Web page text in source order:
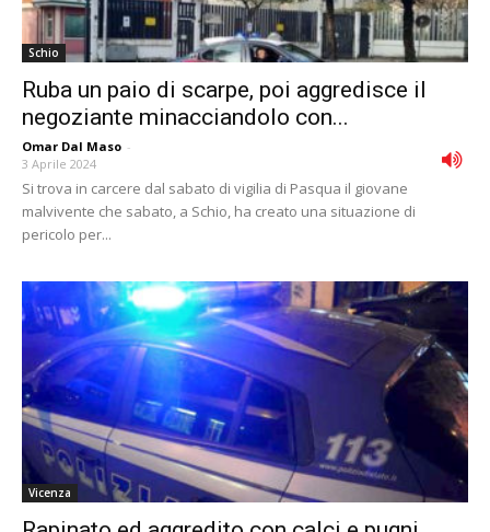
Schio
Ruba un paio di scarpe, poi aggredisce il
negoziante minacciandolo con...
Omar Dal Maso -
3 Aprile 2024
Si trova in carcere dal sabato di vigilia di Pasqua il giovane
malvivente che sabato, a Schio, ha creato una situazione di
pericolo per...
Vicenza